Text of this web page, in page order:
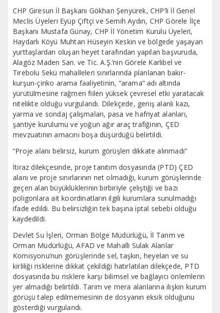
CHP Giresun İl Başkanı Gökhan Şenyürek, CHP’li İl Genel
Meclis Üyeleri Eyüp Çiftçi ve Semih Aydın, CHP Görele İlçe
Başkanı Mustafa Günay, CHP İl Yönetim Kurulu Üyeleri,
Haydarlı Köyü Muhtarı Hüseyin Keskin ve bölgede yaşayan
yurttaşlardan oluşan heyet tarafından yapılan başvuruda,
Alagöz Maden San. ve Tic. A.Ş.’nin Görele Karlıbel ve
Tirebolu Sekü mahalleleri sınırlarında planlanan bakır-
kurşun-çinko arama faaliyetinin, “arama” adı altında
yürütülmesine rağmen fiilen yüksek çevresel etki yaratacak
nitelikte olduğu vurgulandı. Dilekçede, geniş alanlı kazı,
yarma ve sondaj çalışmaları, pasa ve hafriyat alanları,
şantiye kurulumu ve yoğun ağır araç trafiğinin, ÇED
mevzuatının amacını boşa düşürdüğü belirtildi.
“Proje alanı belirsiz, kurum görüşleri dikkate alınmadı”
İtiraz dilekçesinde, proje tanıtım dosyasında (PTD) ÇED
alanı ve proje sınırlarının net olmadığı, kurum görüşlerinde
geçen alan büyüklüklerinin birbiriyle çeliştiği ve bazı
poligonlara ait koordinatların ilgili kurumlara sunulmadığı
ifade edildi. Bu belirsizliğin tek başına iptal sebebi olduğu
kaydedildi.
Devlet Su İşleri, Orman Bölge Müdürlüğü, İl Tarım ve
Orman Müdürlüğü, AFAD ve Mahalli Sulak Alanlar
Komisyonu’nun görüşlerinde sel, taşkın, heyelan ve su
kirliliği risklerine dikkat çekildiği hatırlatılan dilekçede, PTD
dosyasında bu risklere karşı bilimsel ve bağlayıcı önlemlerin
yer almadığı belirtildi. Tarım ve mera alanlarına ilişkin kurum
görüşü talep edilmemesinin de dosyanın eksik olduğunu
gösterdiği vurgulandı.